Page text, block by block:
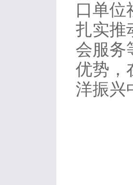
口单位
扎实推
会服务
优势，
洋振兴